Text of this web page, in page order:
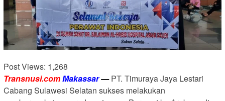
Post Views: 1,268
Transnusi.comMakassar— PT. Timuraya Jaya Lestari
Cabang Sulawesi Selatan sukses melakukan